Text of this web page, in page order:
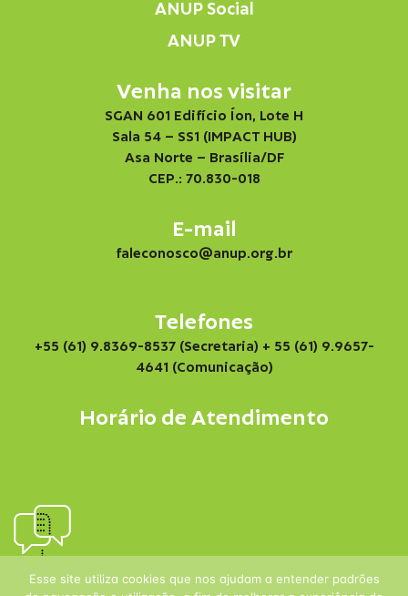
ANUP Social
ANUP TV
Venha nos visitar
SGAN 601 Edifício Íon, Lote H
Sala 54 – SS1 (IMPACT HUB)
Asa Norte – Brasília/DF
CEP.: 70.830-018
E-mail
faleconosco@anup.org.br
Telefones
+55 (61) 9.8369-8537 (Secretaria) + 55 (61) 9.9657-
4641 (Comunicação)
Horário de Atendimento
Esse site utiliza cookies que nos ajudam a entender padrões